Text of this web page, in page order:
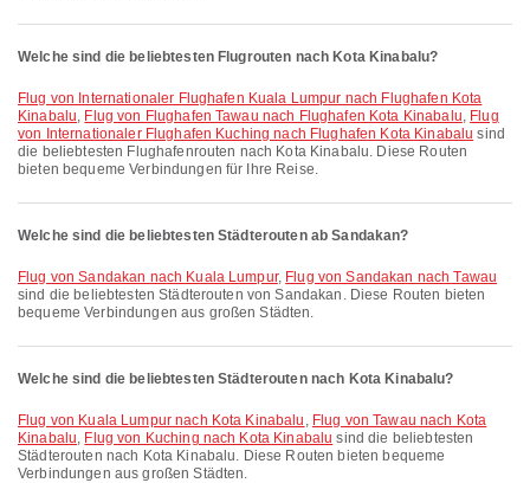
Welche sind die beliebtesten Flugrouten nach Kota Kinabalu?
Flug von Internationaler Flughafen Kuala Lumpur nach Flughafen Kota
Kinabalu, Flug von Flughafen Tawau nach Flughafen Kota Kinabalu, Flug
von Internationaler Flughafen Kuching nach Flughafen Kota Kinabalu sind
die beliebtesten Flughafenrouten nach Kota Kinabalu. Diese Routen
bieten bequeme Verbindungen für Ihre Reise.
Welche sind die beliebtesten Städterouten ab Sandakan?
Flug von Sandakan nach Kuala Lumpur, Flug von Sandakan nach Tawau
sind die beliebtesten Städterouten von Sandakan. Diese Routen bieten
bequeme Verbindungen aus großen Städten.
Welche sind die beliebtesten Städterouten nach Kota Kinabalu?
Flug von Kuala Lumpur nach Kota Kinabalu , Flug von Tawau nach Kota
Kinabalu, Flug von Kuching nach Kota Kinabalu sind die beliebtesten
Städterouten nach Kota Kinabalu. Diese Routen bieten bequeme
Verbindungen aus großen Städten.